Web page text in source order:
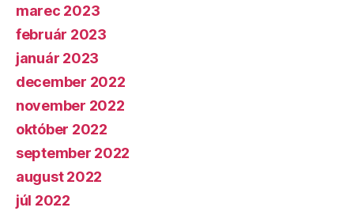
marec 2023
február 2023
január 2023
december 2022
november 2022
október 2022
september 2022
august 2022
júl 2022